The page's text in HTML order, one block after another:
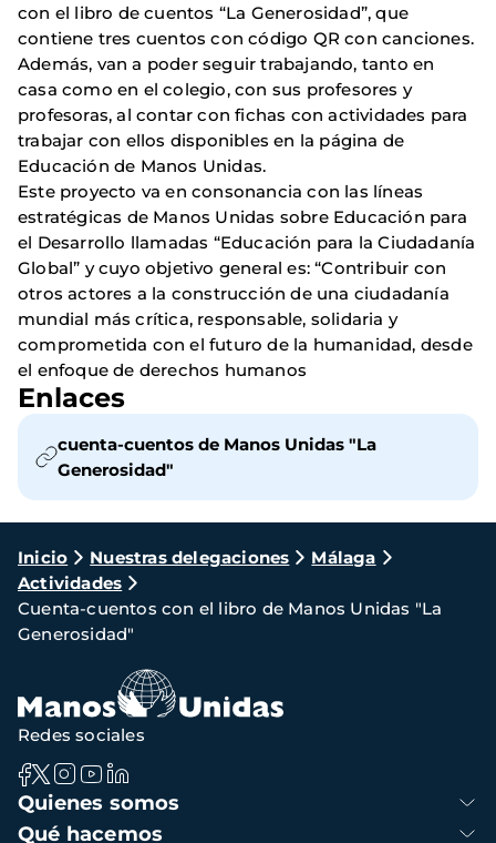
con el libro de cuentos “La Generosidad”, que
contiene tres cuentos con código QR con canciones.
Además, van a poder seguir trabajando, tanto en
casa como en el colegio, con sus profesores y
profesoras, al contar con fichas con actividades para
trabajar con ellos disponibles en la página de
Educación de Manos Unidas.
Este proyecto va en consonancia con las líneas
estratégicas de Manos Unidas sobre Educación para
el Desarrollo llamadas “Educación para la Ciudadanía
Global” y cuyo objetivo general es: “Contribuir con
otros actores a la construcción de una ciudadanía
mundial más crítica, responsable, solidaria y
comprometida con el futuro de la humanidad, desde
el enfoque de derechos humanos
Enlaces
cuenta-cuentos de Manos Unidas "La
Generosidad"
Ruta
de
navegación
Inicio Nuestras delegaciones
Málaga
Actividades
Cuenta-cuentos con el libro de Manos Unidas "La
Generosidad"
Navegación
principal
Quienes somos
Qué hacemos
Redes sociales